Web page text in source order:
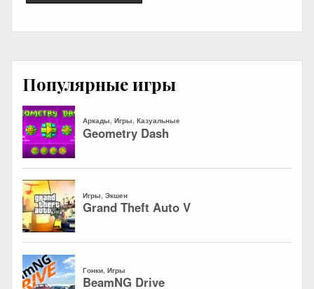
Популярные игры